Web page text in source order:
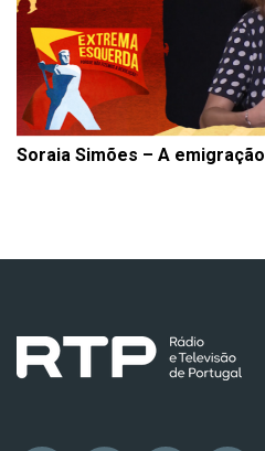
Soraia Simões – A emigração